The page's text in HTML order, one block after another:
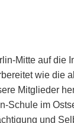
Mitte auf
wie
Mitglieder
im
und